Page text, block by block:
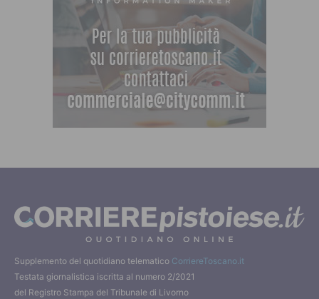
Supplemento del quotidiano telematico CorriereToscano.it
Testata giornalistica iscritta al numero 2/2021
del Registro Stampa del Tribunale di Livorno